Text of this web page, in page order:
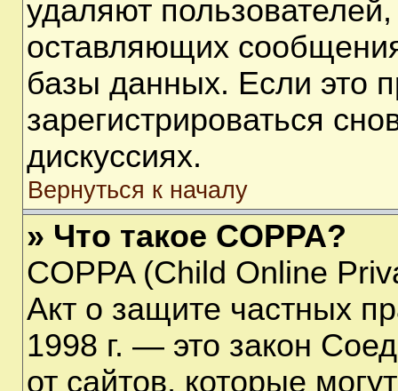
удаляют
оставляющих
базы данных. Если это
зарегистрироваться
дискуссиях.
Вернуться к началу
» Что такое COPPA?
COPPA (Child Online
Акт о защите частных
1998 г. — это закон
от сайтов, которые